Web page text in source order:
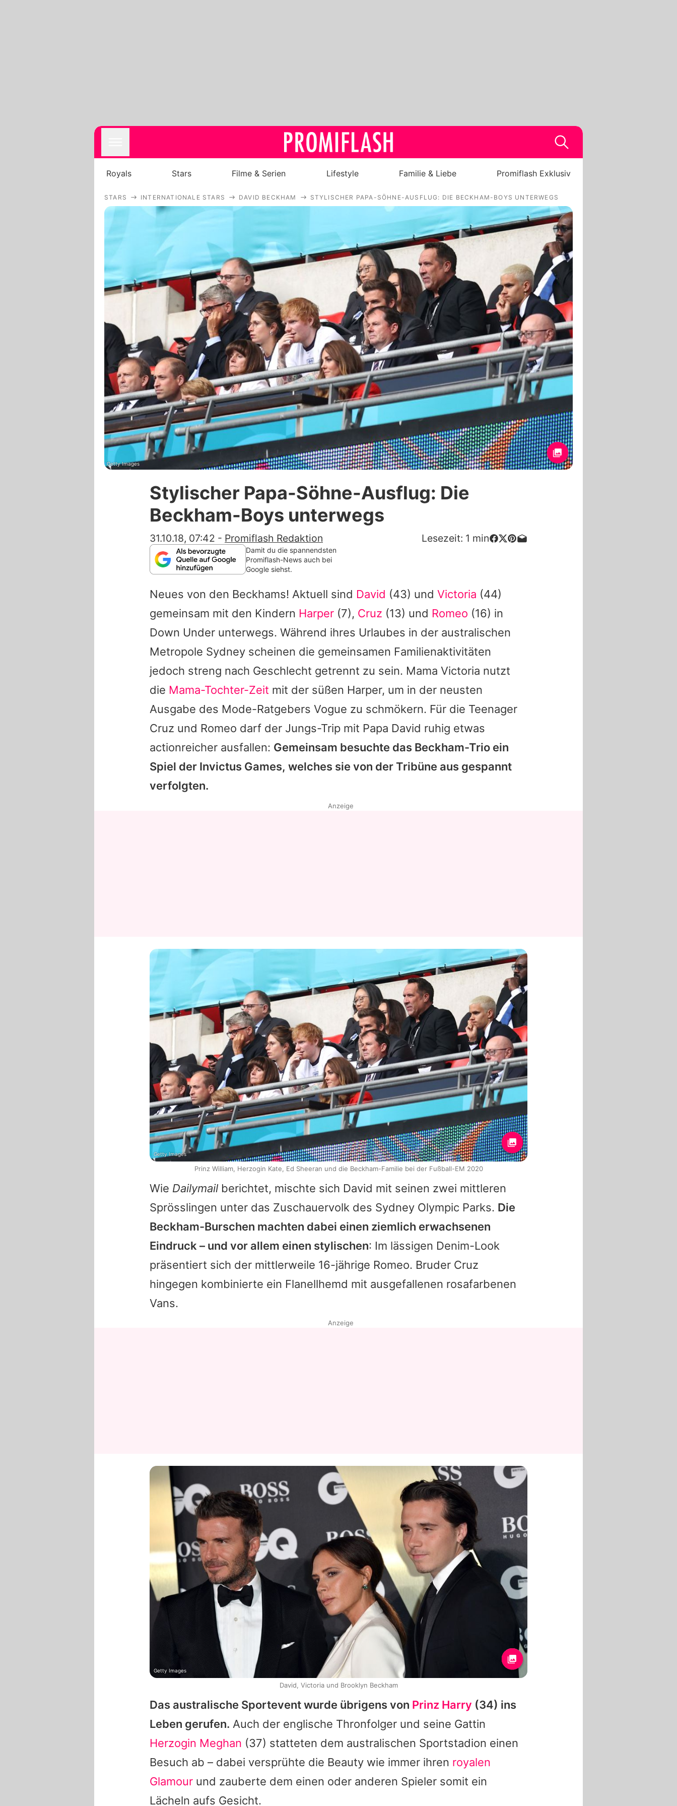
Royals
Filme & Serien
Lifestyle
Familie & Liebe
Promiflash Exklusiv
Alle Themen auf Promiflash
Jobs
App runterladen
Team
Redaktionelle Richtlinien
Impressum
Datenschutzerklärung
Nutzungsbedingungen
Utiq verwalten
Royals Stars Filme & Serien Lifestyle Familie & Liebe Promiflash Exklusiv
STARS INTERNATIONALE STARS DAVID BECKHAM STYLISCHER PAPA-SÖHNE-AUSFLUG: DIE BECKHAM-BOYS UNTERWEGS
Getty Images
Stylischer Papa-Söhne-Ausflug: Die
Beckham-Boys unterwegs
31.10.18, 07:42 - Promiflash Redaktion Lesezeit: 1 min
Damit du die spannendsten
Promiflash-News auch bei
Google siehst.
Neues von den Beckhams! Aktuell sind David (43) und Victoria (44)
gemeinsam mit den Kindern Harper (7), Cruz (13) und Romeo (16) in
Down Under unterwegs. Während ihres Urlaubes in der australischen
Metropole Sydney scheinen die gemeinsamen Familienaktivitäten
jedoch streng nach Geschlecht getrennt zu sein. Mama Victoria nutzt
die Mama-Tochter-Zeit mit der süßen Harper, um in der neusten
Ausgabe des Mode-Ratgebers Vogue zu schmökern. Für die Teenager
Cruz und Romeo darf der Jungs-Trip mit Papa David ruhig etwas
actionreicher ausfallen: Gemeinsam besuchte das Beckham-Trio ein
Spiel der Invictus Games, welches sie von der Tribüne aus gespannt
verfolgten.
Wie Dailymail berichtet, mischte sich David mit seinen zwei mittleren
Sprösslingen unter das Zuschauervolk des Sydney Olympic Parks. Die
Beckham-Burschen machten dabei einen ziemlich erwachsenen
Eindruck – und vor allem einen stylischen: Im lässigen Denim-Look
präsentiert sich der mittlerweile 16-jährige Romeo. Bruder Cruz
hingegen kombinierte ein Flanellhemd mit ausgefallenen rosafarbenen
Vans.
Das australische Sportevent wurde übrigens von Prinz Harry (34) ins
Leben gerufen. Auch der englische Thronfolger und seine Gattin
Herzogin Meghan (37) statteten dem australischen Sportstadion einen
Besuch ab – dabei versprühte die Beauty wie immer ihren royalen
Glamour und zauberte dem einen oder anderen Spieler somit ein
Lächeln aufs Gesicht.
Anzeige
Getty Images
Prinz William, Herzogin Kate, Ed Sheeran und die Beckham-Familie bei der Fußball-EM 2020
Anzeige
Getty Images
David, Victoria und Brooklyn Beckham